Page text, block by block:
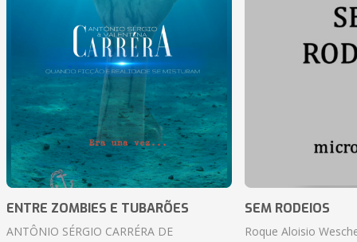
ENTRE ZOMBIES E TUBARÕES
ANTÔNIO SÉRGIO CARRÉRA DE
SEM RODEIOS
Roque Aloisio